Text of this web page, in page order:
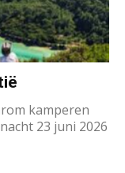
kamperen
23 juni 2026